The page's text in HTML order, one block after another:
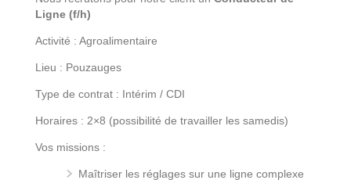
Ligne (f/h)
Activité : Agroalimentaire
Lieu : Pouzauges
Type de contrat : Intérim / CDI
Horaires : 2×8 (possibilité de travailler les samedis)
Vos missions :
Maîtriser les réglages sur une ligne complexe